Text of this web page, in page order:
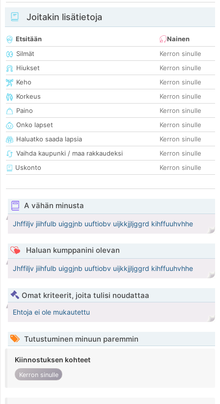
Joitakin lisätietoja
Etsitään
Nainen
Silmät
Kerron sinulle
Hiukset
Kerron sinulle
Keho
Kerron sinulle
Korkeus
Kerron sinulle
Paino
Kerron sinulle
Onko lapset
Kerron sinulle
Haluatko saada lapsia
Kerron sinulle
Vaihda kaupunki / maa rakkaudeksi
Kerron sinulle
Uskonto
Kerron sinulle
A vähän minusta
Jhffiljv jiihfulb uiggjnb uuftiobv uijkkjjljggrd kihffuuhvhhe
Haluan kumppanini olevan
Jhffiljv jiihfulb uiggjnb uuftiobv uijkkjjljggrd kihffuuhvhhe
Omat kriteerit, joita tulisi noudattaa
Ehtoja ei ole mukautettu
Tutustuminen minuun paremmin
Kiinnostuksen kohteet
Kerron sinulle